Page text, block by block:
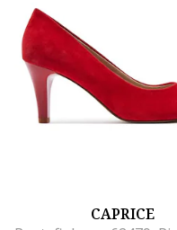
CAPRICE